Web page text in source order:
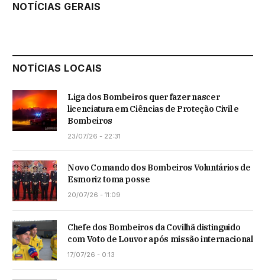
NOTÍCIAS GERAIS
NOTÍCIAS LOCAIS
Liga dos Bombeiros quer fazer nascer
licenciatura em Ciências de Proteção Civil e
Bombeiros
23/07/26 - 22:31
Novo Comando dos Bombeiros Voluntários de
Esmoriz toma posse
20/07/26 - 11:09
Chefe dos Bombeiros da Covilhã distinguido
com Voto de Louvor após missão internacional
17/07/26 - 0:13